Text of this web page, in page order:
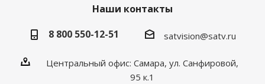
Наши контакты
8 800 550-12-51
satvision@satv.ru
Центральный офис: Самара, ул. Санфировой,
95 к.1